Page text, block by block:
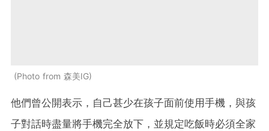
Photo from 森美IG
他們曾公開表示，自己甚少在孩子面前使用手機，與孩
子對話時盡量將手機完全放下，並規定吃飯時必須全家